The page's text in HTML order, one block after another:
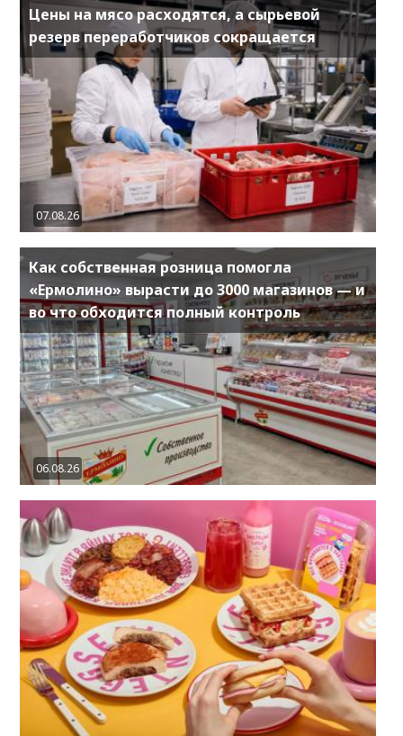
Цены на мясо расходятся, а сырьевой
резерв переработчиков сокращается
07.08.26
Как собственная розница помогла
«Ермолино» вырасти до 3000 магазинов — и
во что обходится полный контроль
06.08.26